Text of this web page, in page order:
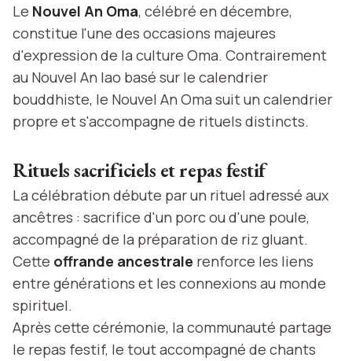
Le Nouvel An Oma, célébré en décembre,
constitue l'une des occasions majeures
d'expression de la culture Oma. Contrairement
au Nouvel An lao basé sur le calendrier
bouddhiste, le Nouvel An Oma suit un calendrier
propre et s'accompagne de rituels distincts.
Rituels sacrificiels et repas festif
La célébration débute par un rituel adressé aux
ancêtres : sacrifice d'un porc ou d'une poule,
accompagné de la préparation de riz gluant.
Cette offrande ancestrale renforce les liens
entre générations et les connexions au monde
spirituel.
Après cette cérémonie, la communauté partage
le repas festif, le tout accompagné de chants